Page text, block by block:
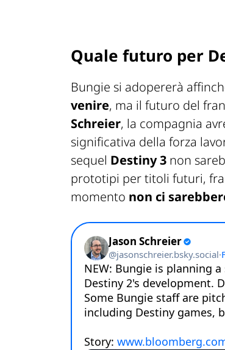
Quale futuro per
Bungie si adopererà
venire, ma il futuro del
Schreier, la compagnia
significativa della forza
sequel Destiny 3 non
prototipi per titoli futuri, fra
momento non ci